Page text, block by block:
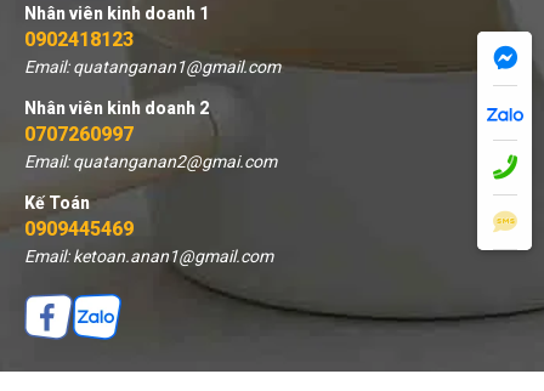
Nhân viên kinh doanh 1
0902418123
Email: quatanganan1@gmail.com
Nhân viên kinh doanh 2
0707260997
Email: quatanganan2@gmai.com
Kế Toán
0909445469
Email: ketoan.anan1@gmail.com